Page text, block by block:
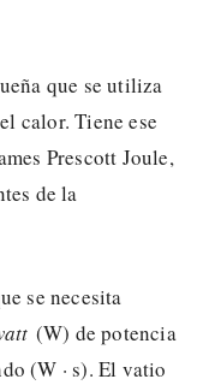
que se utiliza
calor. Tiene ese
Prescott Joule,
de la
se necesita
(W) de potencia
(W · s). El vatio